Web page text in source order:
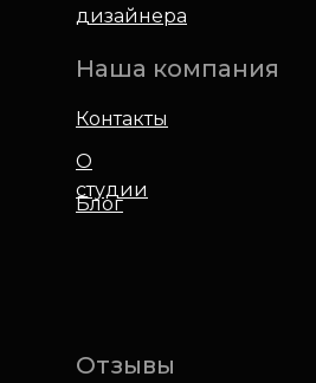
Наша компания
Контакты
О
студии
Отзывы
дизайнера
Блог